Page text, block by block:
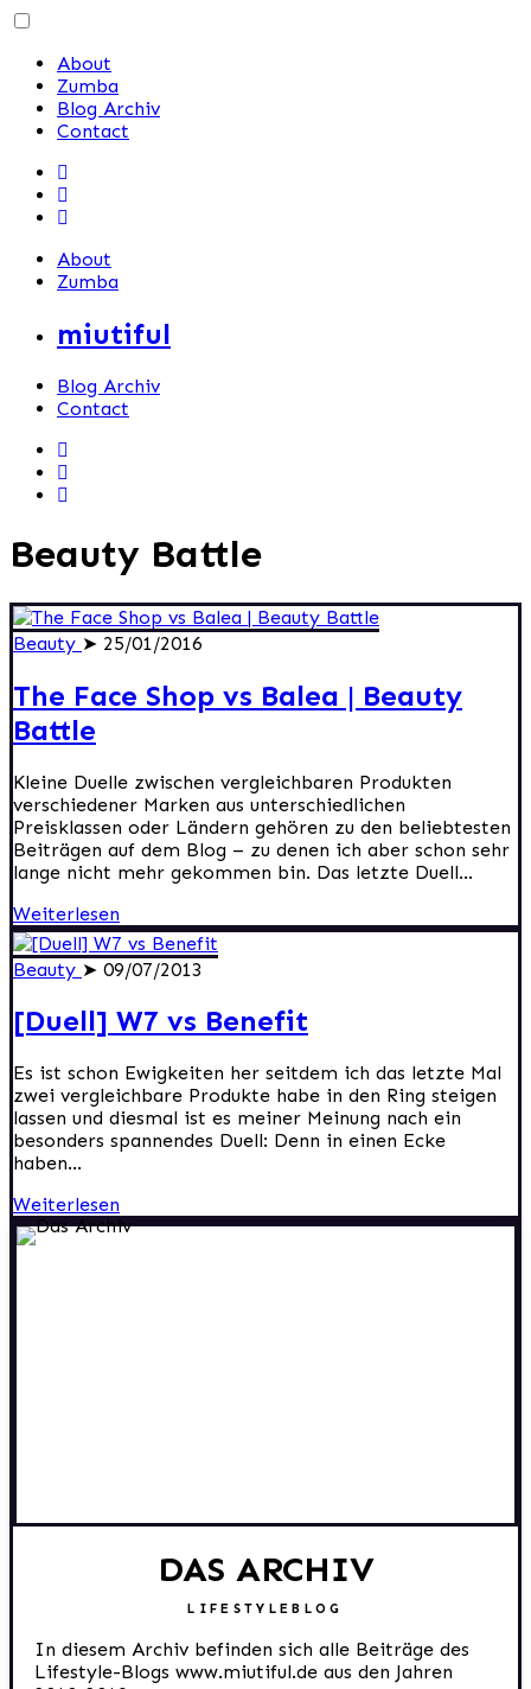
Skip
contentAbout
Zumba
Blog Archiv
Contact
About
Zumba
miutiful
Blog Archiv
Contact
Beauty Battle
Beauty ➤ 25/01/2016
The Face Shop vs Balea | Beauty
Battle
Kleine Duelle zwischen vergleichbaren Produkten
verschiedener Marken aus unterschiedlichen
Preisklassen oder Ländern gehören zu den beliebtesten
Beiträgen auf dem Blog – zu denen ich aber schon sehr
lange nicht mehr gekommen bin. Das letzte Duell...
Weiterlesen
Beauty ➤ 09/07/2013
[Duell] W7 vs Benefit
Es ist schon Ewigkeiten her seitdem ich das letzte Mal
zwei vergleichbare Produkte habe in den Ring steigen
lassen und diesmal ist es meiner Meinung nach ein
besonders spannendes Duell: Denn in einen Ecke
haben...
Weiterlesen
DAS ARCHIV
LIFESTYLEBLOG
In diesem Archiv befinden sich alle Beiträge des
Lifestyle-Blogs www.miutiful.de aus den Jahren